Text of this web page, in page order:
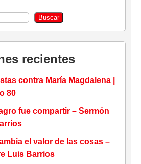
Buscar
recientes
contra María Magdalena |
80
fue compartir – Sermón
el valor de las cosas –
Luis Barrios